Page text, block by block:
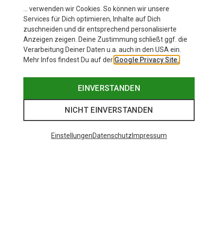
… verwenden wir Cookies. So können wir unsere
Services für Dich optimieren, Inhalte auf Dich
zuschneiden und dir entsprechend personalisierte
Anzeigen zeigen. Deine Zustimmung schließt ggf. die
Verarbeitung Deiner Daten u.a. auch in den USA ein.
Mehr Infos findest Du auf der Google Privacy Site.
EINVERSTANDEN
NICHT EINVERSTANDEN
EinstellungenDatenschutz Impressum